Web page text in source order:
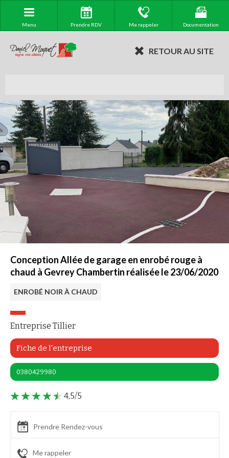
Menu Prendre RDV Me rappeler Documentation
RETOUR AU SITE
Conception Allée de garage en enrobé rouge à
chaud à Gevrey Chambertin réalisée le 23/06/2020
ENROBÉ NOIR À CHAUD
Entreprise Tillier
Fiche de l'entreprise
0380429980
4,5/5
Prendre Rendez-vous
Me rappeler